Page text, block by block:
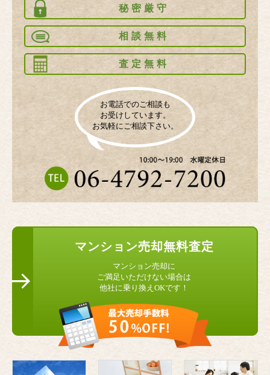
秘密厳守
相談無料
査定無料
お電話でのご相談も
お受けしています。
お気軽にご相談下さい。
マンション売却無料査定
マンション売却に
ご満足いただけない場合は
他社に乗り換えOKです！